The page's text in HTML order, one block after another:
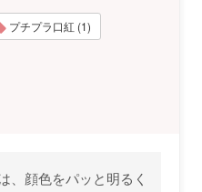
プチプラ口紅 (1)
、顔色をパッと明るく